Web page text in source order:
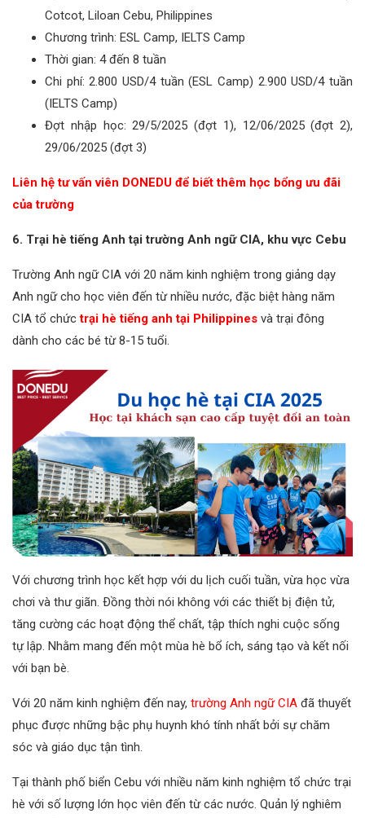
Cotcot, Liloan Cebu, Philippines
Chương trình: ESL Camp, IELTS Camp
Thời gian: 4 đến 8 tuần
Chi phí: 2.800 USD/4 tuần (ESL Camp) 2.900 USD/4 tuần
(IELTS Camp)
Đợt nhập học: 29/5/2025 (đợt 1), 12/06/2025 (đợt 2),
29/06/2025 (đợt 3)
Liên hệ tư vấn viên DONEDU để biết thêm học bổng ưu đãi
của trường
6. Trại hè tiếng Anh tại trường Anh ngữ CIA, khu vực Cebu
Trường Anh ngữ CIA với 20 năm kinh nghiệm trong giảng dạy
Anh ngữ cho học viên đến từ nhiều nước, đặc biệt hàng năm
CIA tổ chứctrại hè tiếng anh tại Philippines và trại đông
dành cho các bé từ 8-15 tuổi.
Với chương trình học kết hợp với du lịch cuối tuần, vừa học vừa
chơi và thư giãn. Ðồng thời nói không với các thiết bị điện tử,
tăng cường các hoạt động thể chất, tập thích nghi cuộc sống
tự lập. Nhằm mang đến một mùa hè bổ ích, sáng tạo và kết nối
với bạn bè.
Với 20 năm kinh nghiệm đến nay, trường Anh ngữ CIA đã thuyết
phục được những bậc phụ huynh khó tính nhất bởi sự chăm
sóc và giáo dục tận tình.
Tại thành phố biển Cebu với nhiều năm kinh nghiệm tổ chức trại
hè với số lượng lớn học viên đến từ các nước. Quản lý nghiêm